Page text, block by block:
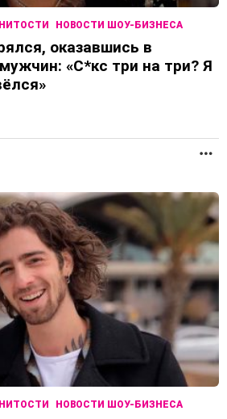
НОВОСТИ ШОУ-БИЗНЕСА
оказавшись в
«С*кс три на три? Я
НОВОСТИ ШОУ-БИЗНЕСА